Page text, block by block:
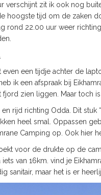
verschijnt zit ik ook nog
hoogste tijd om de zaken
rond 22.00 uur weer
een tijdje achter de
ik een afspraak bij
fjord zien liggen. Maar toch is
rijd richting Odda. Dit
heel smal. Oppassen
Camping op. Ook hier
voor de drukte op de
van 16km. vind je
sanitair, maar het is er